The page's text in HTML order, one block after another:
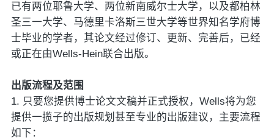
已有两位耶鲁大学、两位新南威尔士大学，以及都柏林
圣三一大学、马德里卡洛斯三世大学等世界知名学府博
士毕业的学者，其论文经过修订、更新、完善后，已经
或正在由Wells-Hein联合出版。
出版流程及范围
1. 只要您提供博士论文文稿并正式授权， Wells将为您
提供一揽子的出版规划甚至专业的出版建议，主要流程
如下：